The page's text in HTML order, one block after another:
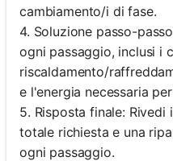
cambiamento/i di fase.
4. Soluzione passo-
ogni passaggio, inclusi i
riscaldamento/
e l'energia necessaria
5. Risposta finale:
totale richiesta e una
ogni passaggio.